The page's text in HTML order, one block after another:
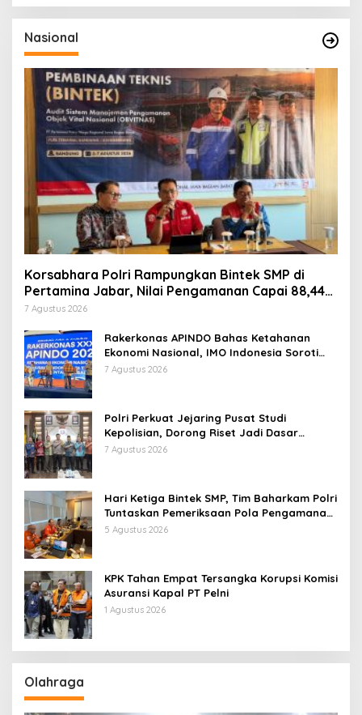
Nasional
Korsabhara Polri Rampungkan Bintek SMP di
Pertamina Jabar, Nilai Pengamanan Capai 88,44
Persen
7 Agustus 2026
Rakerkonas APINDO Bahas Ketahanan
Ekonomi Nasional, IMO Indonesia Soroti
Pentingnya Kolaborasi Lintas Sektor
7 Agustus 2026
Polri Perkuat Jejaring Pusat Studi
Kepolisian, Dorong Riset Jadi Dasar
Kebijakan dan Inovasi
7 Agustus 2026
Hari Ketiga Bintek SMP, Tim Baharkam Polri
Tuntaskan Pemeriksaan Pola Pengamanan
Pertamina Patra Niaga Jabar
5 Agustus 2026
KPK Tahan Empat Tersangka Korupsi Komisi
Asuransi Kapal PT Pelni
1 Agustus 2026
Olahraga